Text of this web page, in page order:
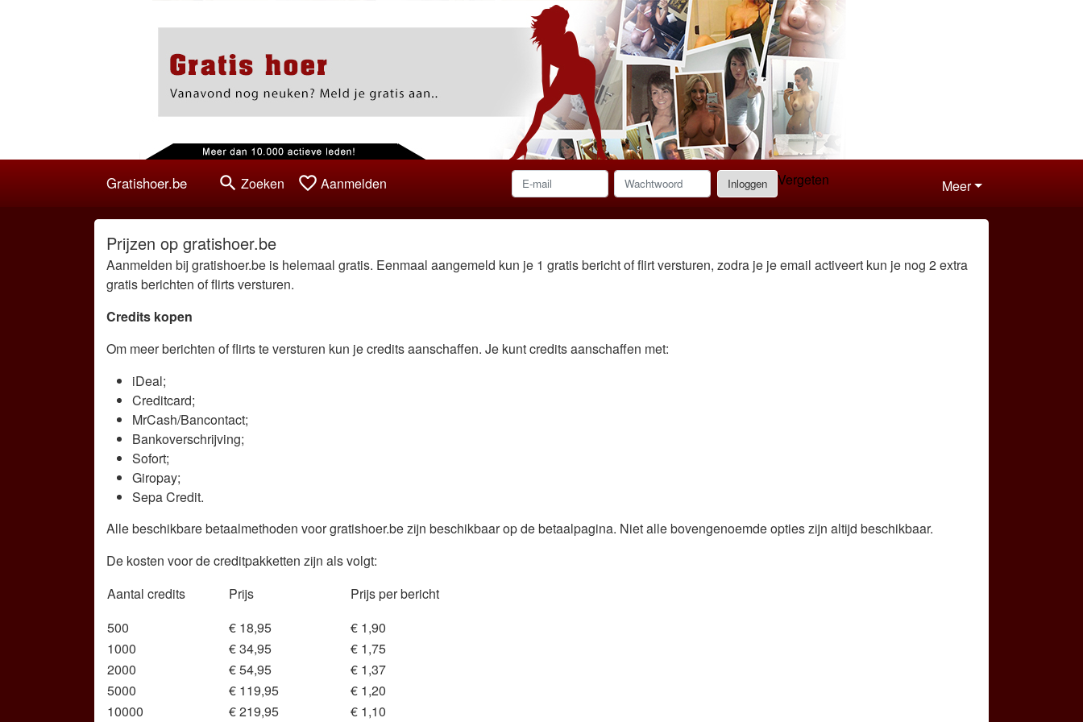
Gratishoer.be search Zoeken favorite_border Aanmelden Inloggen Vergeten Meer
Prijzen op gratishoer.be
Aanmelden bij gratishoer.be is helemaal gratis. Eenmaal aangemeld kun je 1 gratis bericht of flirt versturen, zodra je je email activeert kun je nog 2 extra
gratis berichten of flirts versturen.
Credits kopen
Om meer berichten of flirts te versturen kun je credits aanschaffen. Je kunt credits aanschaffen met:
iDeal;
Creditcard;
MrCash/Bancontact;
Bankoverschrijving;
Sofort;
Giropay;
Sepa Credit.
Alle beschikbare betaalmethoden voor gratishoer.be zijn beschikbaar op de betaalpagina. Niet alle bovengenoemde opties zijn altijd beschikbaar.
De kosten voor de creditpakketten zijn als volgt:
Aantal credits
Prijs
Prijs per bericht
500
€ 18,95
€ 1,90
1000
€ 34,95
€ 1,75
2000
€ 54,95
€ 1,37
5000
€ 119,95
€ 1,20
10000
€ 219,95 € 1,10